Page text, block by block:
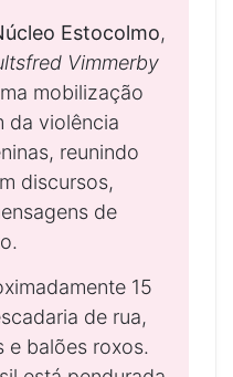
Estocolmo,
Vimmerby
mobilização
da violência
reunindo
discursos,
de